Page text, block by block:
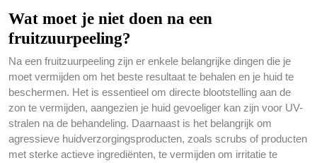
Wat moet je niet doen na een
fruitzuurpeeling?
Na een fruitzuurpeeling zijn er enkele belangrijke dingen die je
moet vermijden om het beste resultaat te behalen en je huid te
beschermen. Het is essentieel om directe blootstelling aan de
zon te vermijden, aangezien je huid gevoeliger kan zijn voor UV-
stralen na de behandeling. Daarnaast is het belangrijk om
agressieve huidverzorgingsproducten, zoals scrubs of producten
met sterke actieve ingrediënten, te vermijden om irritatie te